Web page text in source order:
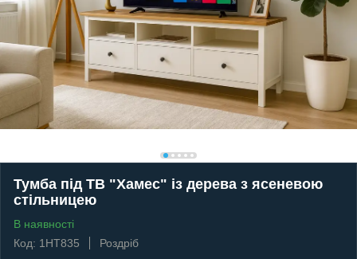
Тумба під ТВ "Хамес" із дерева з ясеневою
стільницею
В наявності
Код: 1HT835
Роздріб